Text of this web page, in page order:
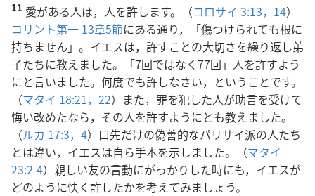
11 愛がある人は，人を許します。（コロサイ 3:13，14）
コリント第一 13章5節にある通り，「傷つけられても根に
持ちません」。イエスは，許すことの大切さを繰り返し弟
子たちに教えました。「7回ではなく77回」人を許すよう
にと言いました。何度でも許しなさい，ということです。
（マタイ 18:21，22）また，罪を犯した人が助言を受けて
悔い改めたなら，その人を許すようにとも教えました。
（ルカ 17:3，4）口先だけの偽善的なパリサイ派の人たち
とは違い，イエスは自ら手本を示しました。（マタイ
23:2-4）親しい友の言動にがっかりした時にも，イエスが
どのように快く許したかを考えてみましょう。